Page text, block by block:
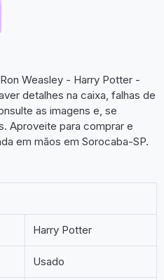
Weasley - Harry Potter -
detalhes na caixa, falhas de
as imagens e, se
Aproveite para comprar e
em mãos em Sorocaba-SP.
Harry Potter
Usado